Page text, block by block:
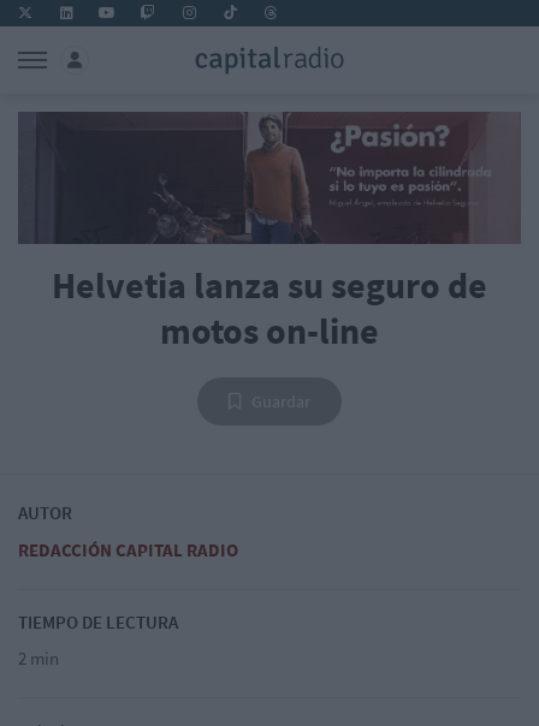
Helvetia lanza su seguro de
motos on-line
AUTOR
REDACCIÓN CAPITAL RADIO
TIEMPO DE LECTURA
2 min